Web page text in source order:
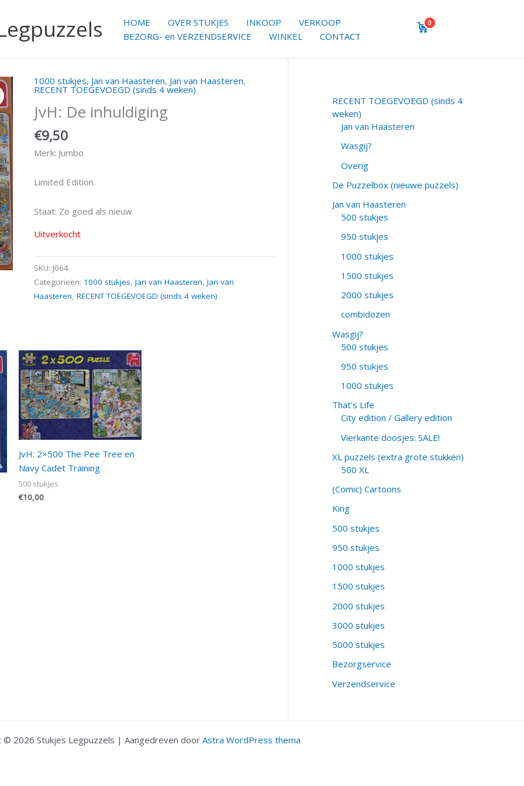
HOME OVER STUKJES INKOOP
VERKOOP
BEZORG- en VERZENDSERVICE
WINKEL CONTACT
0
1000 stukjes, Jan van Haasteren, Jan van Haasteren,
RECENT TOEGEVOEGD (sinds 4 weken)
JvH: De inhuldiging
€9,50
Merk: Jumbo
Limited Edition
Staat: Zo goed als nieuw
Uitverkocht
SKU: J064
Categorieën: 1000 stukjes, Jan van Haasteren, Jan van
Haasteren, RECENT TOEGEVOEGD (sinds 4 weken)
JvH: 2×500 The Pee Tree en
Navy Cadet Training
500 stukjes
€10,00
RECENT TOEGEVOEGD (sinds 4
weken)
Jan van Haasteren
Wasgij?
Overig
De Puzzelbox (nieuwe puzzels)
Jan van Haasteren
500 stukjes
950 stukjes
1000 stukjes
1500 stukjes
2000 stukjes
combidozen
Wasgij?
500 stukjes
950 stukjes
1000 stukjes
That's Life
City edition / Gallery edition
Vierkante doosjes: SALE!
XL puzzels (extra grote stukken)
500 XL
(Comic) Cartoons
King
500 stukjes
950 stukjes
1000 stukjes
1500 stukjes
2000 stukjes
3000 stukjes
5000 stukjes
Bezorgservice
Verzendservice
© 2026 Stukjes Legpuzzels | Aangedreven doorAstra WordPress thema